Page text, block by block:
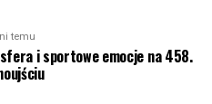
temu
i sportowe emocje na 458.